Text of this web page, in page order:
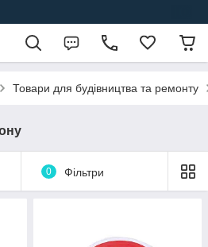
Товари для будівництва та ремонту
0 Фільтри